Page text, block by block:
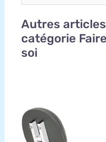
Autres
catégorie
soi